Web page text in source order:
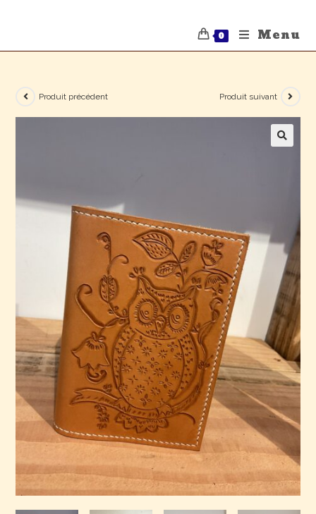
0 Menu
Produit précédent Produit suivant